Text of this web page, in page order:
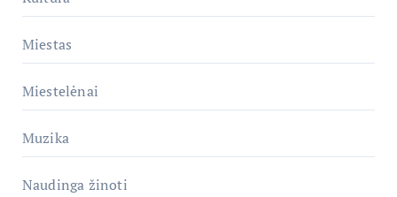
Miestas
Miestelėnai
Muzika
Naudinga žinoti